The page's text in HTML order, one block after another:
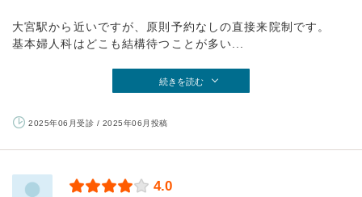
大宮駅から近いですが、原則予約なしの直接来院制です。
基本婦人科はどこも結構待つことが多い...
続きを読む
2025年06月受診 / 2025年06月投稿
4.0